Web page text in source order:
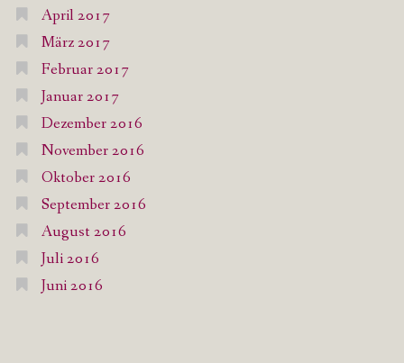
April 2017
März 2017
Februar 2017
Januar 2017
Dezember 2016
November 2016
Oktober 2016
September 2016
August 2016
Juli 2016
Juni 2016